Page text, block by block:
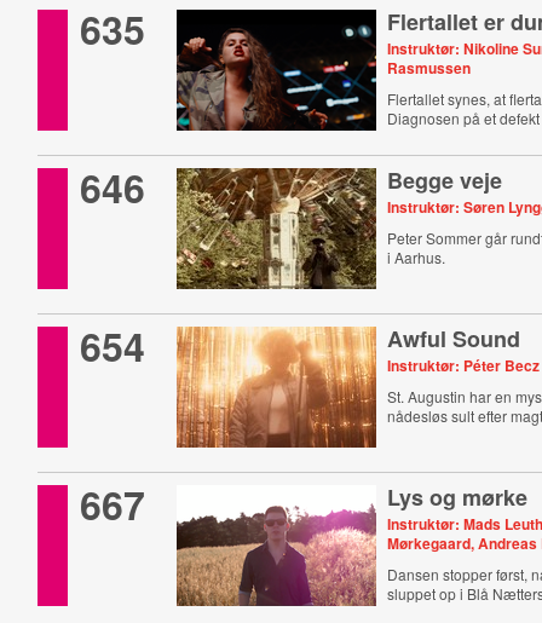
635 Flertallet er
Instruktør: Nikoline
Rasmussen
Flertallet synes, at
Diagnosen på et
646 Begge veje
Instruktør: Søren
Peter Sommer går
i Aarhus.
654 Awful Sound
Instruktør: Péter Becz
St. Augustin har en
nådesløs sult efter
667 Lys og mørke
Instruktør: Mads
Mørkegaard,
Dansen stopper først,
sluppet op i Blå